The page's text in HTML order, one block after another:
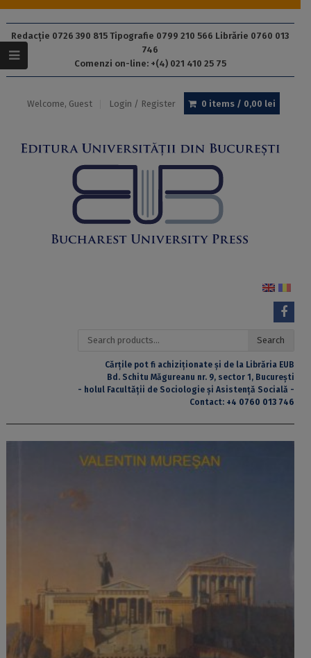
Redacție 0726 390 815 Tipografie 0799 210 566 Librărie 0760 013
746
Comenzi on-line: +(4) 021 410 25 75
Welcome, Guest Login / Register 0 items / 0,00 lei
Search
Search
Cărțile pot fi achiziționate și de la Librăria EUB
Bd. Schitu Măgureanu nr. 9, sector 1, București
- holul Facultății de Sociologie și Asistență Socială -
Contact: +4 0760 013 746